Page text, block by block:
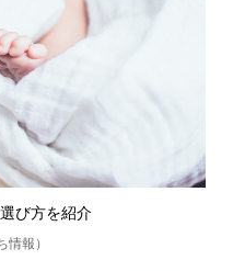
び方を紹介
報）